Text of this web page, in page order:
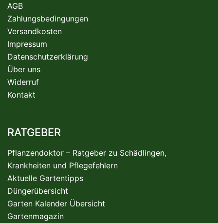
AGB
Zahlungsbedingungen
Versandkosten
Impressum
Datenschutzerklärung
Über uns
Widerruf
Kontakt
RATGEBER
Pflanzendoktor – Ratgeber zu Schädlingen,
Krankheiten und Pflegefehlern
Aktuelle Gartentipps
Düngerübersicht
Garten Kalender Übersicht
Gartenmagazin